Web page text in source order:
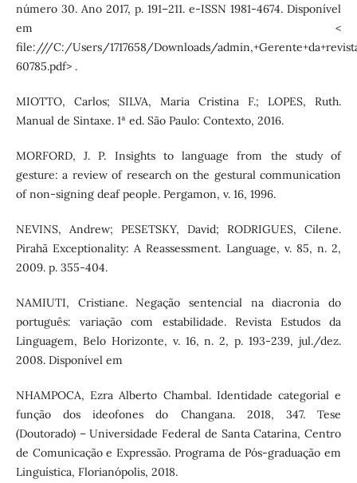
número 30. Ano 2017, p. 191–211. e-ISSN 1981-4674. Disponível
em <
file:///C:/Users/1717658/Downloads/
60785.pdf> .
MIOTTO, Carlos; SILVA, Maria Cristina F.; LOPES, Ruth.
Manual de Sintaxe. 1ª ed. São Paulo: Contexto, 2016.
MORFORD, J. P. Insights to language from the study of
gesture: a review of research on the gestural communication
of non-signing deaf people. Pergamon, v. 16, 1996.
NEVINS, Andrew; PESETSKY, David; RODRIGUES, Cilene.
Pirahã Exceptionality: A Reassessment. Language, v. 85, n. 2,
2009. p. 355-404.
NAMIUTI, Cristiane. Negação sentencial na diacronia do
português: variação com estabilidade. Revista Estudos da
Linguagem, Belo Horizonte, v. 16, n. 2, p. 193-239, jul./dez.
2008. Disponível em
NHAMPOCA, Ezra Alberto Chambal. Identidade categorial e
função dos ideofones do Changana. 2018, 347. Tese
(Doutorado) – Universidade Federal de Santa Catarina, Centro
de Comunicação e Expressão. Programa de Pós-graduação em
Linguística, Florianópolis, 2018.